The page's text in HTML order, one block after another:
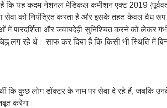
है कि यह कदम नेशनल मेडिकल कमीशन एक्ट 2019
सेवा को नियंत्रित करता है और इसके तहत केवल वैध
पारदर्शिता और जवाबदेही सुनिश्चित करने को लेकर
लग रहे थे। साफ कर दिया है कि किसी भी स्थिति में
कि कुछ लोग डॉक्टर के नाम पर सेवा दे रहे हैं, जबकि
करेगा।